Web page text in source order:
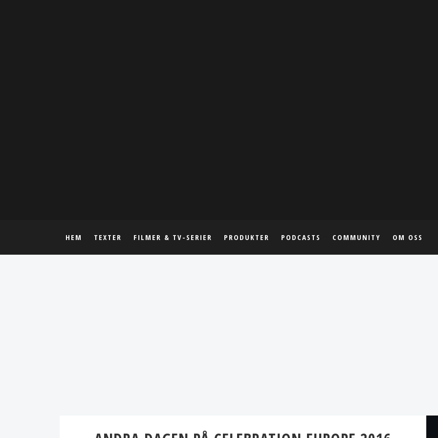
HEM TEXTER FILMER & TV-SERIER PRODUKTER PODCASTS COMMUNITY OM OSS